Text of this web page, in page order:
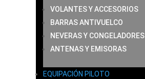
VOLANTES Y ACCESORIOS
BARRAS ANTIVUELCO
NEVERAS Y CONGELADORES
ANTENAS Y EMISORAS
EQUIPACIÓN PILOTO